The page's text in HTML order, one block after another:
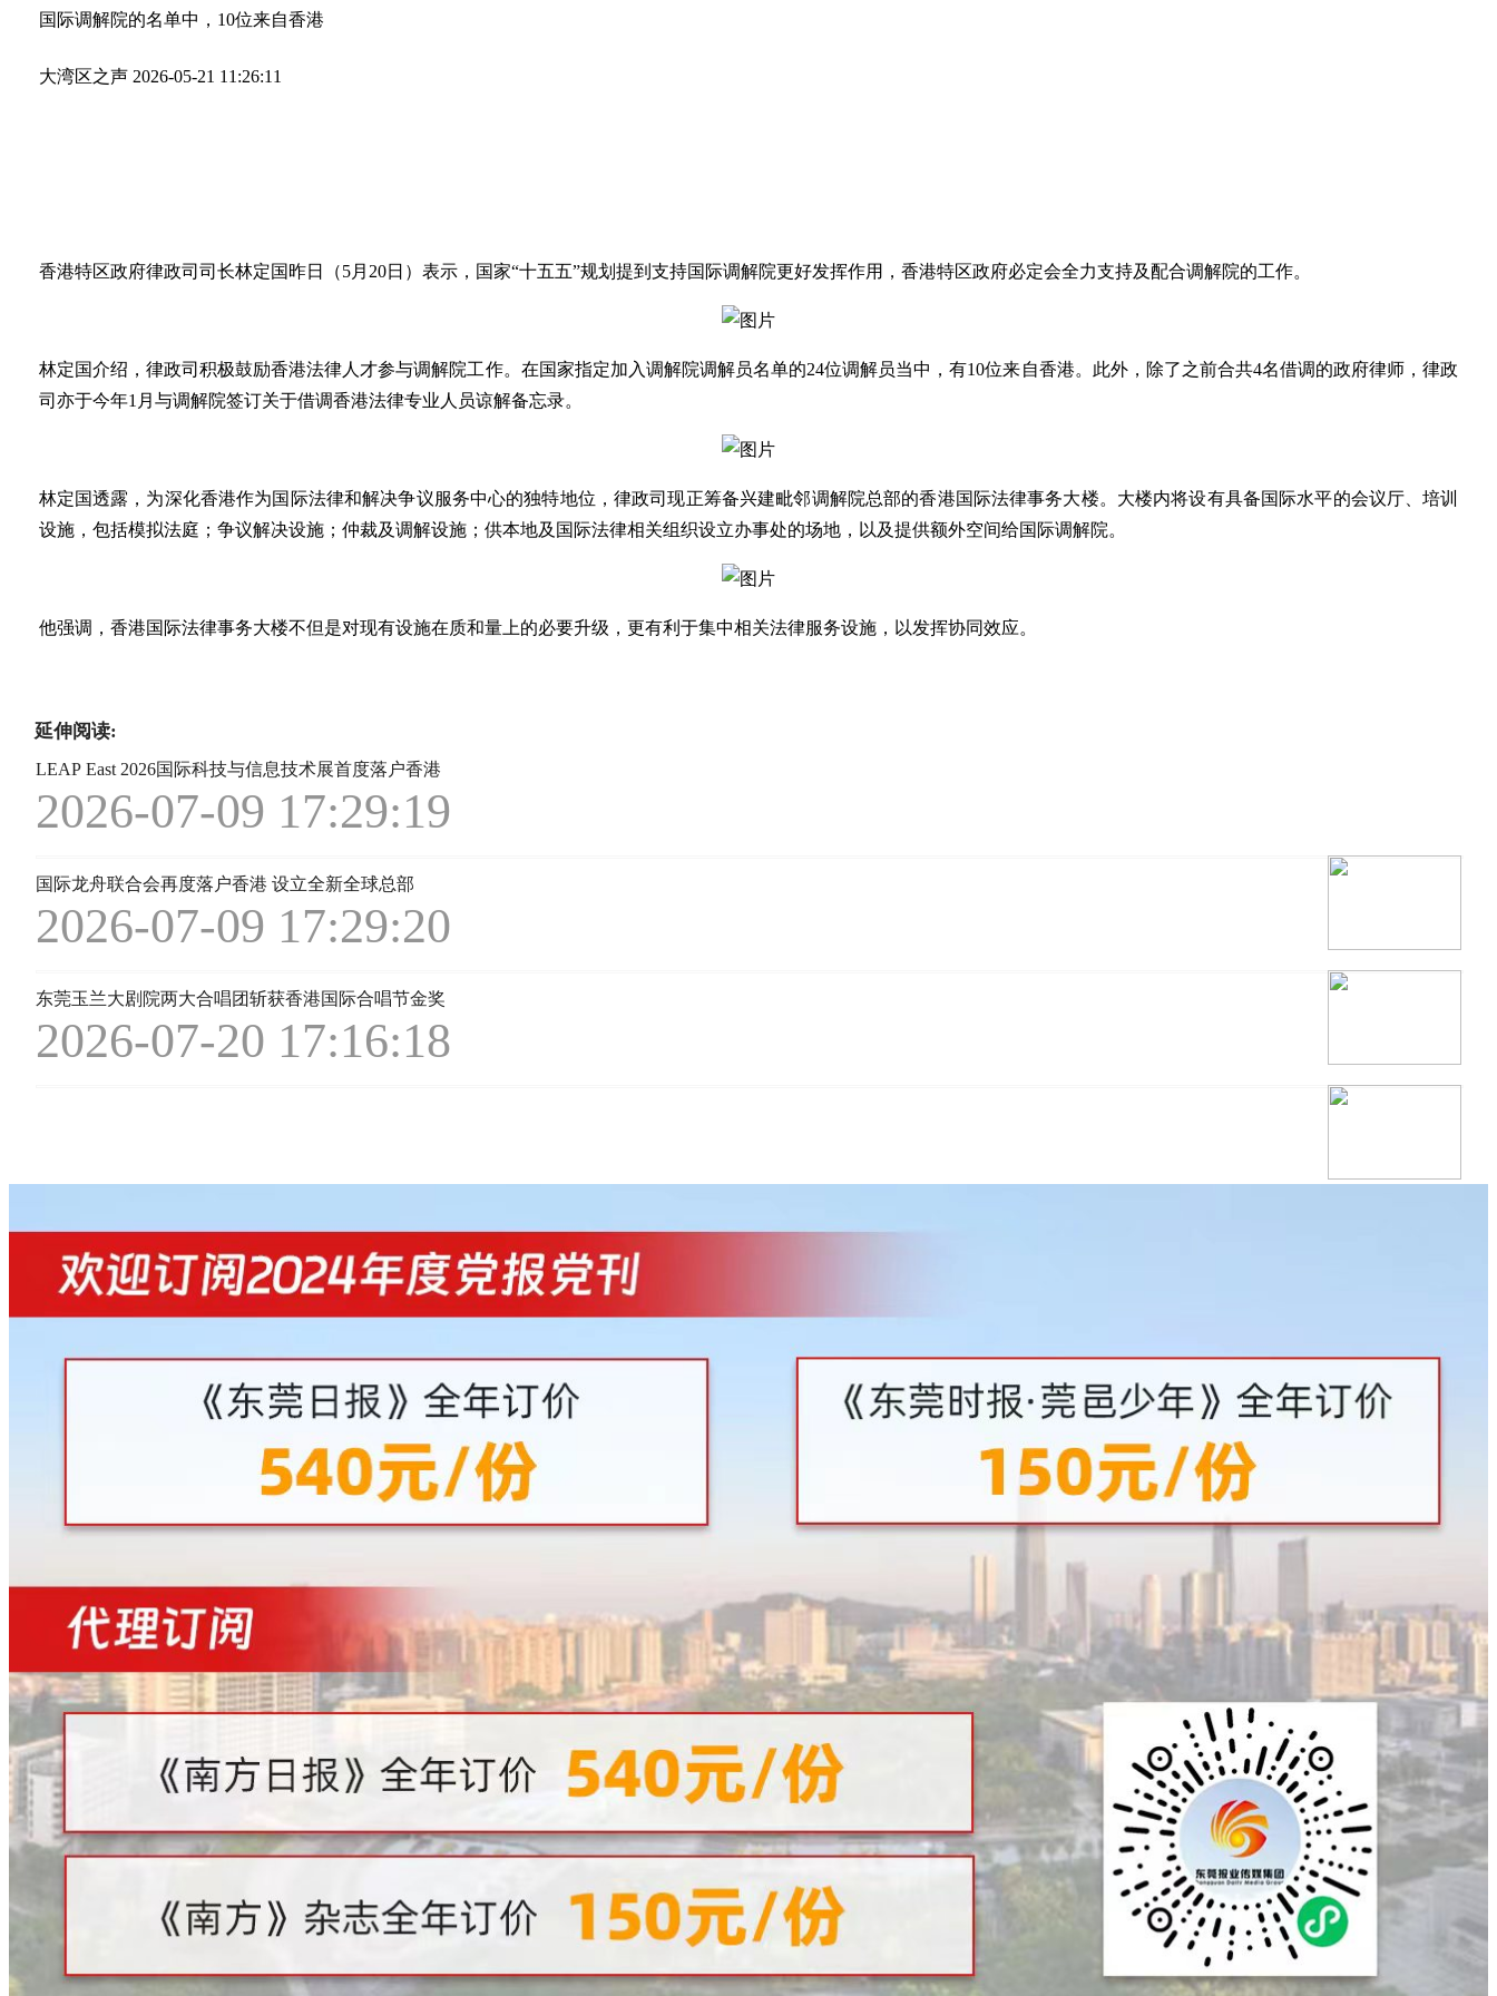
国际调解院的名单中，10位来自香港
大湾区之声 2026-05-21 11:26:11
香港特区政府律政司司长林定国昨日（5月20日）表示，国家“十五五”规划提到支持国际调解院更好发挥作用，香港特区政府必定会全力支持及配合调解院的工作。
林定国介绍，律政司积极鼓励香港法律人才参与调解院工作。在国家指定加入调解院调解员名单的24位调解员当中，有10位来自香港。此外，除了之前合共4名借调的政府律师，律政
司亦于今年1月与调解院签订关于借调香港法律专业人员谅解备忘录。
林定国透露，为深化香港作为国际法律和解决争议服务中心的独特地位，律政司现正筹备兴建毗邻调解院总部的香港国际法律事务大楼。大楼内将设有具备国际水平的会议厅、培训
设施，包括模拟法庭；争议解决设施；仲裁及调解设施；供本地及国际法律相关组织设立办事处的场地，以及提供额外空间给国际调解院。
他强调，香港国际法律事务大楼不但是对现有设施在质和量上的必要升级，更有利于集中相关法律服务设施，以发挥协同效应。
延伸阅读:
LEAP East 2026国际科技与信息技术展首度落户香港
2026-07-09 17:29:19
国际龙舟联合会再度落户香港 设立全新全球总部
2026-07-09 17:29:20
东莞玉兰大剧院两大合唱团斩获香港国际合唱节金奖
2026-07-20 17:16:18